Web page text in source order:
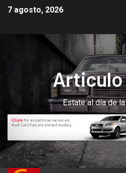
7 agosto, 2026
Articulo
Estate al día de